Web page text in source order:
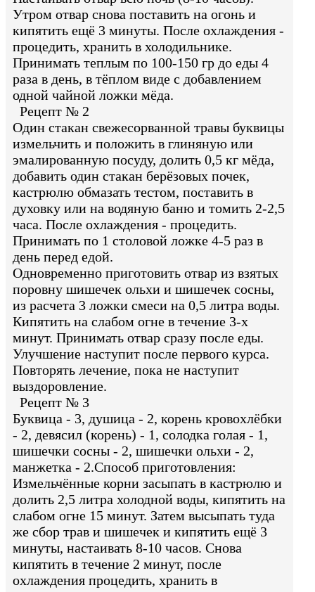
Утром отвар снова поставить на огонь и
кипятить ещё 3 минуты. После охлаждения -
процедить, хранить в холодильнике.
Принимать теплым по 100-150 гр до еды 4
раза в день, в тёплом виде с добавлением
одной чайной ложки мёда.
Рецепт № 2
Один стакан свежесорванной травы буквицы
измельчить и положить в глиняную или
эмалированную посуду, долить 0,5 кг мёда,
добавить один стакан берёзовых почек,
кастрюлю обмазать тестом, поставить в
духовку или на водяную баню и томить 2-2,5
часа. После охлаждения - процедить.
Принимать по 1 столовой ложке 4-5 раз в
день перед едой.
Одновременно приготовить отвар из взятых
поровну шишечек ольхи и шишечек сосны,
из расчета 3 ложки смеси на 0,5 литра воды.
Кипятить на слабом огне в течение 3-х
минут. Принимать отвар сразу после еды.
Улучшение наступит после первого курса.
Повторять лечение, пока не наступит
выздоровление.
Рецепт № 3
Буквица - 3, душица - 2, корень кровохлёбки
- 2, девясил (корень) - 1, солодка голая - 1,
шишечки сосны - 2, шишечки ольхи - 2,
манжетка - 2.Способ приготовления:
Измельчённые корни засыпать в кастрюлю и
долить 2,5 литра холодной воды, кипятить на
слабом огне 15 минут. Затем высыпать туда
же сбор трав и шишечек и кипятить ещё 3
минуты, настаивать 8-10 часов. Снова
кипятить в течение 2 минут, после
охлаждения процедить, хранить в